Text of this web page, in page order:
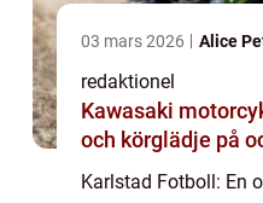
03 mars 2026 Alice
redaktionel
Kawasaki
och körglädje på
Karlstad Fotboll: En